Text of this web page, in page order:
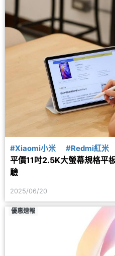
#Xiaomi小米 #Redmi紅米
平價11吋2.5K大螢幕規格平
驗
2025/06/20
優惠速報